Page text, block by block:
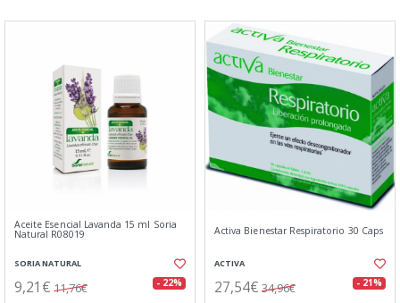
Aceite Esencial Lavanda 15 ml Soria
Natural R08019
SORIA NATURAL
9,21€ 11,76€ - 22%
Activa Bienestar Respiratorio 30 Caps
ACTIVA
27,54€ 34,96€ - 21%